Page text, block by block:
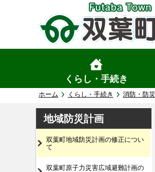
くらし・手続き
ホーム くらし・手続き 消防・防災
地域防災計画
双葉町地域防災計画の修正につい
て
双葉町原子力災害広域避難計画の